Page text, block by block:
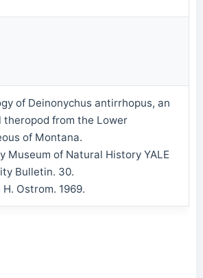
of Deinonychus antirrhopus, an
theropod from the Lower
of Montana.
Museum of Natural History YALE
Bulletin. 30.
H. Ostrom. 1969.